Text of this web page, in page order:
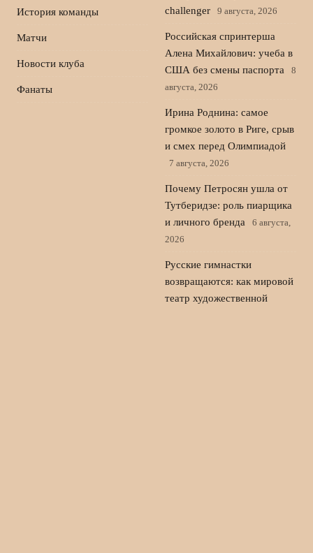
История команды
Матчи
Новости клуба
Фанаты
challenger
9 августа, 2026
Российская спринтерша
Алена Михайлович: учеба в
США без смены паспорта
8
августа, 2026
Ирина Роднина: самое
громкое золото в Риге, срыв
и смех перед Олимпиадой
7 августа, 2026
Почему Петросян ушла от
Тутберидзе: роль пиарщика
и личного бренда
6 августа,
2026
Русские гимнастки
возвращаются: как мировой
театр художественной